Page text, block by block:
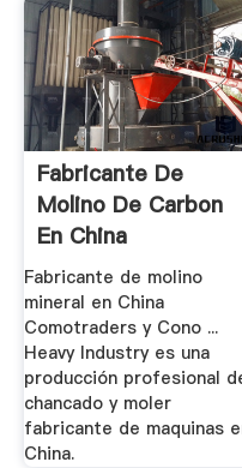
Fabricante De
Molino De Carbon
En China
Fabricante de molino
mineral en China
Comotraders y Cono ...
Heavy Industry es una
producción profesional
chancado y moler
fabricante de maquinas
China.